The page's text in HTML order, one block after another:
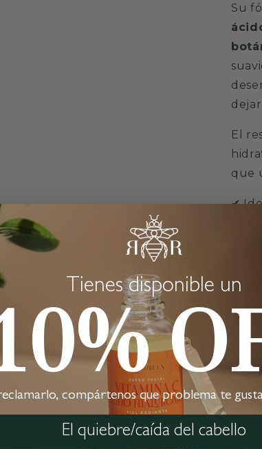
Su
El
que
✔
✔
✔
✔
✔
✔
de
Tienes disponible un
compártenos que problema te
El quiebre/caída del cabello